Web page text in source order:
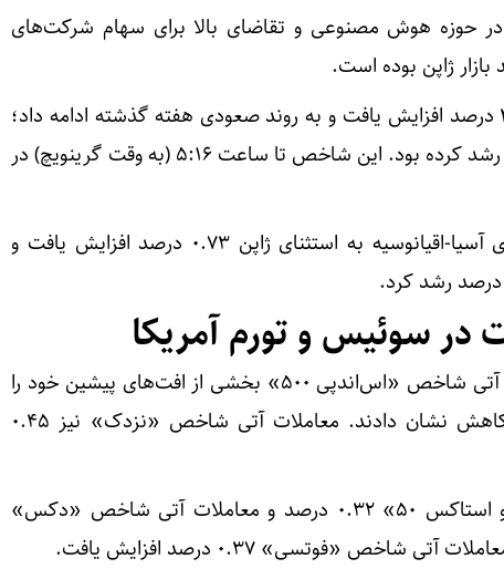
حوزه هوش مصنوعی و تقاضای بالا برای سهام شرکت‌های
ژاپن بوده است.
در کره جنوبی نیز شاخص «کاسپی» ۲.۶ درصد افزایش یافت و به روند صعودی هفته گذشته ادامه داد؛
هفته‌ای که این شاخص بیش از ۱۱ درصد رشد کرده بود. این شاخص تا ساعت ۵:۱۶ (به وقت گرینویچ) در
شاخص گسترده «ام‌اس‌سی‌آی» بازار‌های آسیا-اقیانوسیه به استثنای ژاپن ۰.۷۳ درصد افزایش یافت و
در سوئیس و تورم آمریکا
در بازار معاملات آتی آمریکا، قرارداد‌های آتی شاخص «اس‌اندپی ۵۰۰» بخشی از افت‌های پیشین خود را
جبران کردند، اما همچنان ۰.۴۱ درصد کاهش نشان دادند. معاملات آتی شاخص «نزدک» نیز ۰.۴۵
در اروپا نیز معاملات آتی شاخص «یورو استاکس ۵۰» ۰.۳۲ درصد و معاملات آتی شاخص «دکس»